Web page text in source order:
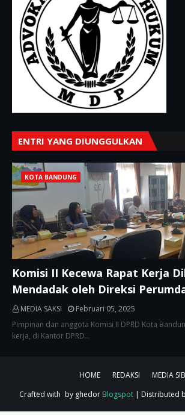
ENTRI YANG DIUNGGULKAN
KOTA BANDUNG
Komisi II Kecewa Rapat Kerja
Mendadak oleh Direksi
MEDIA SAKSI
Februari 05, 2025
Pimpinan dan anggota Komisi II DPRD Kota
kerja, di Kantor DPRD…
HOME REDAKSI
MEDIA
Crafted with by ghedor Blogspot| Distributed